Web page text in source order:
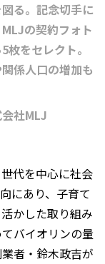
る。記念切手に
の契約フォト
をセレクト。
係人口の増加も
社MLJ
代を中心に社会
にあり、子育て
かした取り組み
バイオリンの量
者・鈴木政吉が